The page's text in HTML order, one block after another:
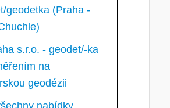
geodetka (Praha -
s.r.o. - geodet/-ka
na
geodézii